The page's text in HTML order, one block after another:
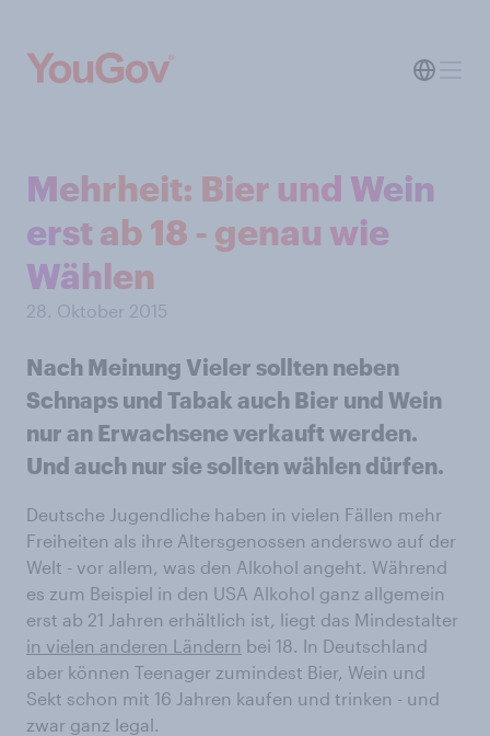
Mehrheit: Bier und Wein
erst ab 18 - genau wie
Wählen
28. Oktober 2015
Nach Meinung Vieler sollten neben
Schnaps und Tabak auch Bier und Wein
nur an Erwachsene verkauft werden.
Und auch nur sie sollten wählen dürfen.
Deutsche Jugendliche haben in vielen Fällen mehr
Freiheiten als ihre Altersgenossen anderswo auf der
Welt - vor allem, was den Alkohol angeht. Während
es zum Beispiel in den USA Alkohol ganz allgemein
erst ab 21 Jahren erhältlich ist, liegt das Mindestalter
in vielen anderen Ländern bei 18. In Deutschland
aber können Teenager zumindest Bier, Wein und
Sekt schon mit 16 Jahren kaufen und trinken - und
zwar ganz legal.